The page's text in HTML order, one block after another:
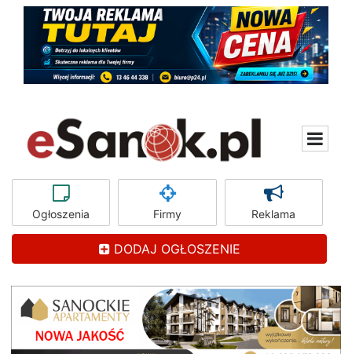
Ogłoszenia Firmy Reklama
DODAJ OGŁOSZENIE